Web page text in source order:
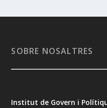
SOBRE NOSALTRES
Institut de Govern i